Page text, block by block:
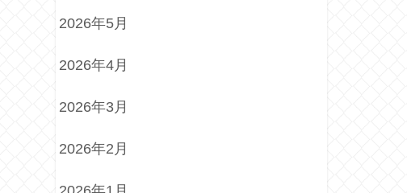
2026年5月
2026年4月
2026年3月
2026年2月